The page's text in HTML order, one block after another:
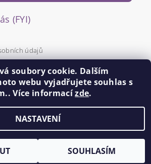
(FYI)
údajů
práva vyhrazenaUpravit nastavení cookies
soubory cookie. Dalším
webu vyjadřujete souhlas s
Více informacízde.
NASTAVENÍ
SOUHLASÍM